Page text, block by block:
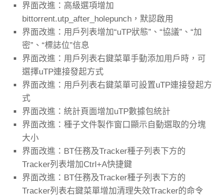
界面改進：高級選項增加
bittorrent.utp_after_holepunch，默認啟用
界面改進：用戶列表增加“uTP狀態”、“協議”、“加
密”、“標誌位”信息
界面改進：用戶列表右鍵菜單手動添加用戶時，可
選擇uTP連接發起方式
界面改進：用戶列表右鍵菜單可設置uTP連接發起方
式
界面改進：統計頁面增加uTP數據包統計
界面改進：種子文件製作窗口顯示自動選取的分塊
大小
界面改進：BT任務及Tracker種子列表下方的
Tracker列表增加Ctrl+A快捷鍵
界面改進：BT任務及Tracker種子列表下方的
Tracker列表右鍵菜單增加清理失效Tracker的命令